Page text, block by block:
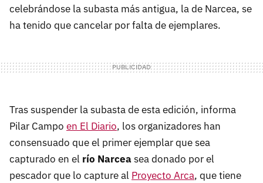
celebrándose la subasta más antigua, la de Narcea, se
ha tenido que cancelar por falta de ejemplares.
Tras suspender la subasta de esta edición, informa
Pilar Campo en El Diario, los organizadores han
consensuado que el primer ejemplar que sea
capturado en el río Narceasea donado por el
pescador que lo capture al Proyecto Arca, que tiene